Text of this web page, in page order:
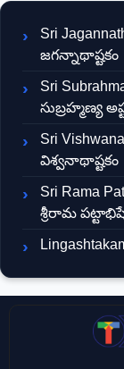
Sri
జగన్నాథాష్టకం
Sri
సుబ్రహ్మణ్య
Sri
విశ్వనాథాష్టకం
Sri Rama
శ్రీరామ